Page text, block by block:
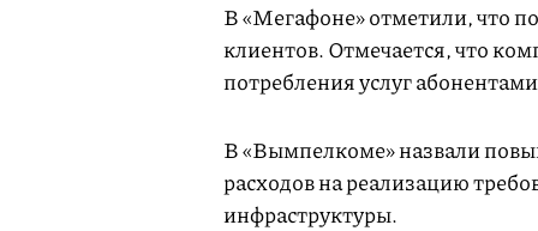
В «Мегафоне» отметили, что
клиентов. Отмечается, что
потребления услуг
В «Вымпелкоме» назвали
расходов на реализацию
инфраструктуры.